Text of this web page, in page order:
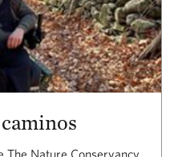
The Nature Conservancy